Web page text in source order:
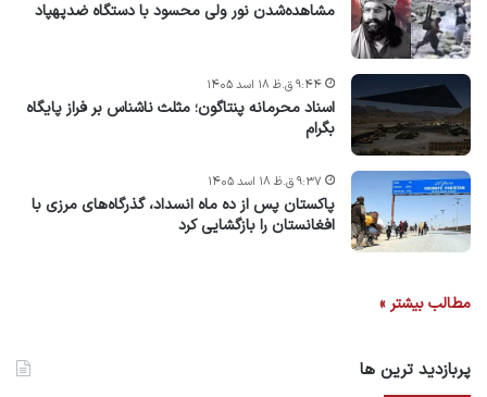
مشاهده‌شدن نور ولی محسود با دستگاه ضدپهپاد
اسناد محرمانه پنتاگون؛ مثلث ناشناس بر فراز پایگاه
بگرام
۹:۴۴ ق.ظ ۱۸ اسد ۱۴۰۵
پاکستان پس از ده ماه انسداد، گذرگاه‌های مرزی با
افغانستان را بازگشایی کرد
۹:۳۷ ق.ظ ۱۸ اسد ۱۴۰۵
مطالب بیشتر »
پربازدید ترین ها